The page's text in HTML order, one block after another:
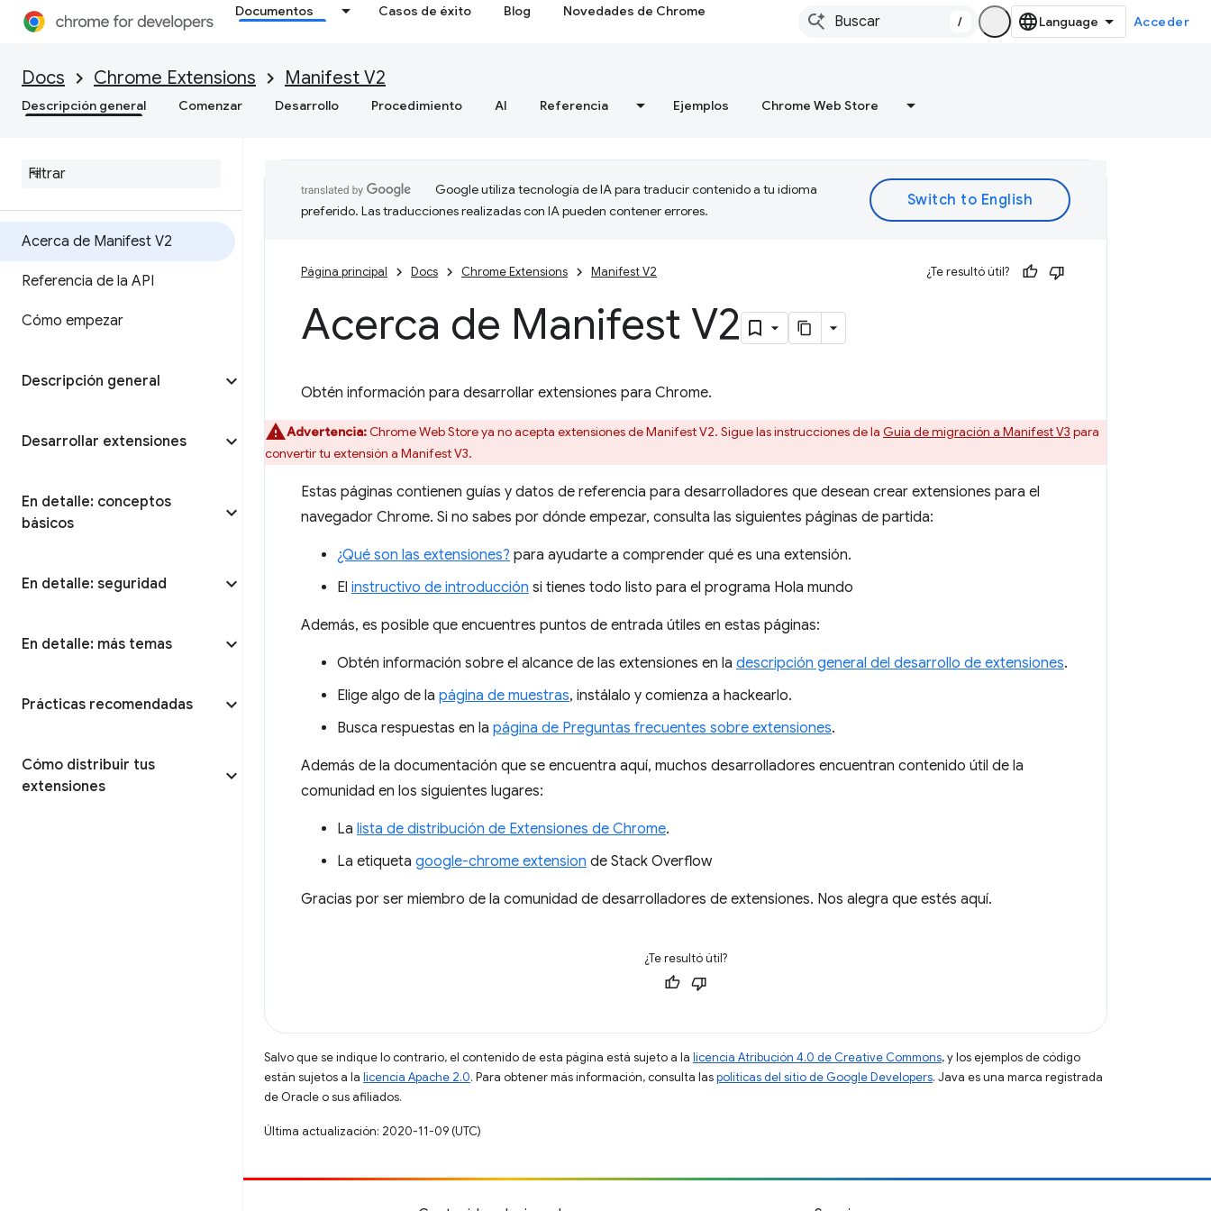
Documentos Casos de éxito Blog Novedades de Chrome
/ Acceder
Docs Chrome Extensions Manifest V2
Descripción general Comenzar Desarrollo Procedimiento AI Referencia Ejemplos Chrome Web Store
Acerca de Manifest V2
Referencia de la API
Cómo empezar
Descripción general
Desarrollar extensiones
En detalle: conceptos
básicos
En detalle: seguridad
En detalle: más temas
Prácticas recomendadas
Cómo distribuir tus
extensiones
Google utiliza tecnología de IA para traducir contenido a tu idioma
preferido. Las traducciones realizadas con IA pueden contener errores.
Página principal Docs Chrome Extensions Manifest V2 ¿Te resultó útil?
Acerca de Manifest V2
Obtén información para desarrollar extensiones para Chrome.
Advertencia:Chrome Web Store ya no acepta extensiones de Manifest V2. Sigue las instrucciones de la Guía de migración a Manifest V3 para
convertir tu extensión a Manifest V3.
Estas páginas contienen guías y datos de referencia para desarrolladores que desean crear extensiones para el
navegador Chrome. Si no sabes por dónde empezar, consulta las siguientes páginas de partida:
¿Qué son las extensiones? para ayudarte a comprender qué es una extensión.
El instructivo de introducción si tienes todo listo para el programa Hola mundo
Además, es posible que encuentres puntos de entrada útiles en estas páginas:
Obtén información sobre el alcance de las extensiones en la descripción general del desarrollo de extensiones.
Elige algo de la página de muestras, instálalo y comienza a hackearlo.
Busca respuestas en la página de Preguntas frecuentes sobre extensiones.
Además de la documentación que se encuentra aquí, muchos desarrolladores encuentran contenido útil de la
comunidad en los siguientes lugares:
La lista de distribución de Extensiones de Chrome.
La etiqueta google-chrome extension de Stack Overflow
Gracias por ser miembro de la comunidad de desarrolladores de extensiones. Nos alegra que estés aquí.
¿Te resultó útil?
Salvo que se indique lo contrario, el contenido de esta página está sujeto a la licencia Atribución 4.0 de Creative Commons, y los ejemplos de código
están sujetos a la licencia Apache 2.0. Para obtener más información, consulta laspolíticas del sitio de Google Developers. Java es una marca registrada
de Oracle o sus afiliados.
Última actualización: 2020-11-09 (UTC)